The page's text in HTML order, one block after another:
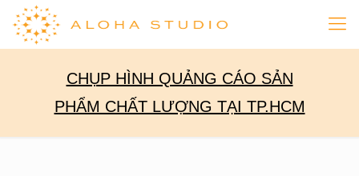
CHỤP HÌNH QUẢNG CÁO SẢN
PHẨM CHẤT LƯỢNG TẠI TP.HCM